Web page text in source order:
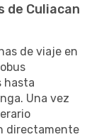
de Culiacan
de viaje en
hasta
Una vez
directamente